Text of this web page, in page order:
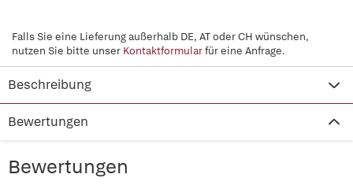
Falls Sie eine Lieferung außerhalb DE, AT oder CH wünschen,
nutzen Sie bitte unser Kontaktformularfür eine Anfrage.
Beschreibung
Bewertungen
Bewertungen